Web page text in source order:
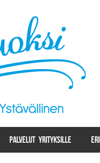
PALVELUT YRITYKSILLE